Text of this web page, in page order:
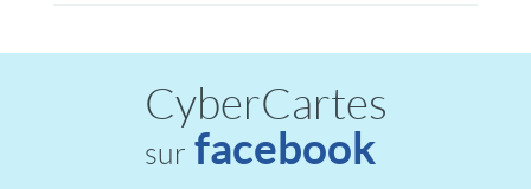
CyberCartes
sur facebook